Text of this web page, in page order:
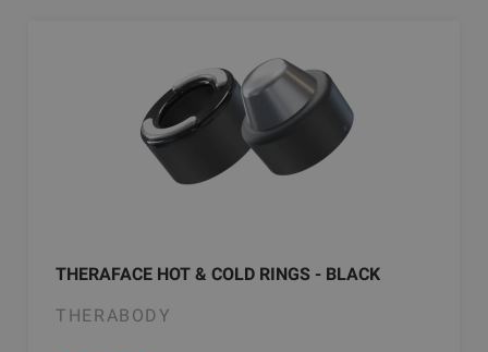
THERAFACE HOT & COLD RINGS - BLACK
THERABODY